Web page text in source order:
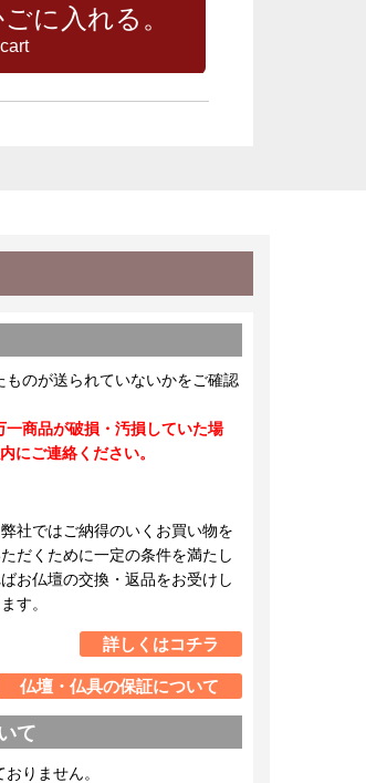
に入れる。
のが送られていないかをご確認
一商品が破損・汚損していた場
にご連絡ください。
弊社ではご納得のいくお買い物を
だくために一定の条件を満たし
お仏壇の交換・返品をお受けし
す。
詳しくはコチラ
仏壇・仏具の保証について
て
りません。